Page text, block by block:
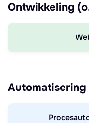
Ontwikkeling
Automatisering